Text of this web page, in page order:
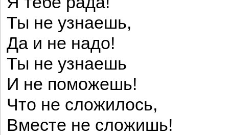
Ты не узнаешь,
Да и не надо!
Ты не узнаешь
И не поможешь!
Что не сложилось,
Вместе не сложишь!